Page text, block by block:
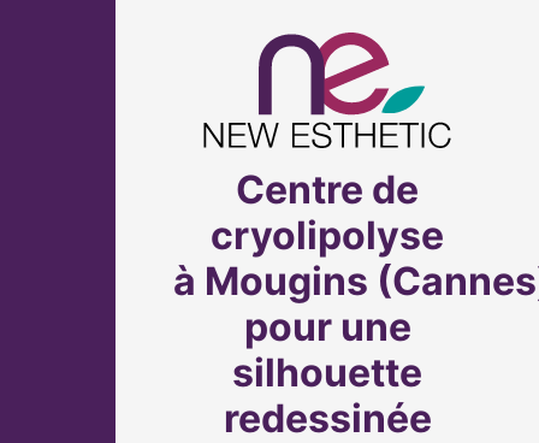
Centre de
cryolipolyse
à Mougins
pour une
silhouette
redessinée